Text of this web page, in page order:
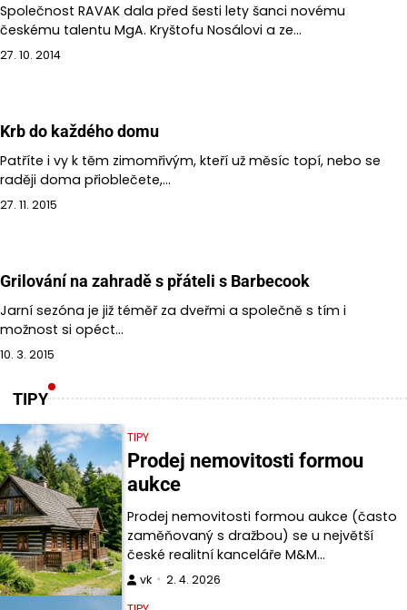
Společnost RAVAK dala před šesti lety šanci novému
českému talentu MgA. Kryštofu Nosálovi a ze…
27. 10. 2014
Krb do každého domu
Patříte i vy k těm zimomřivým, kteří už měsíc topí, nebo se
raději doma přioblečete,…
27. 11. 2015
Grilování na zahradě s přáteli s Barbecook
Jarní sezóna je již téměř za dveřmi a společně s tím i
možnost si opéct…
10. 3. 2015
TIPY
TIPY
Prodej nemovitosti formou
aukce
Prodej nemovitosti formou aukce (často
zaměňovaný s dražbou) se u největší
české realitní kanceláře M&M…
vk
2. 4. 2026